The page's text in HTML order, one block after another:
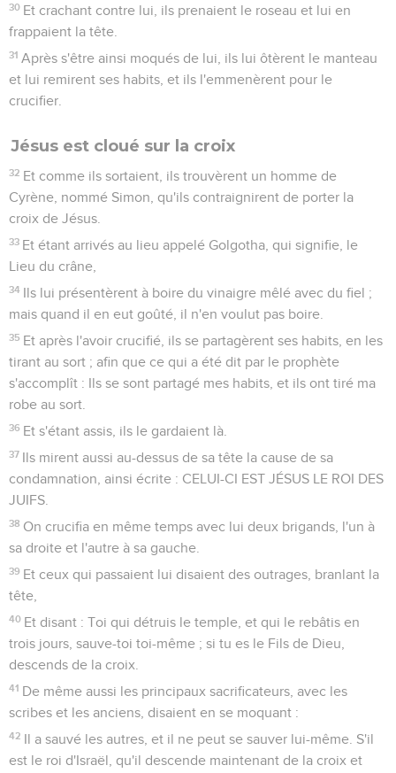
30 Et crachant contre lui, ils prenaient le roseau et lui en
frappaient la tête.
31 Après s'être ainsi moqués de lui, ils lui ôtèrent le manteau
et lui remirent ses habits, et ils l'emmenèrent pour le
crucifier.
Jésus est cloué sur la croix
32 Et comme ils sortaient, ils trouvèrent un homme de
Cyrène, nommé Simon, qu'ils contraignirent de porter la
croix de Jésus.
33 Et étant arrivés au lieu appelé Golgotha, qui signifie, le
Lieu du crâne,
34 Ils lui présentèrent à boire du vinaigre mêlé avec du fiel ;
mais quand il en eut goûté, il n'en voulut pas boire.
35 Et après l'avoir crucifié, ils se partagèrent ses habits, en les
tirant au sort ; afin que ce qui a été dit par le prophète
s'accomplît : Ils se sont partagé mes habits, et ils ont tiré ma
robe au sort.
36 Et s'étant assis, ils le gardaient là.
37 Ils mirent aussi au-dessus de sa tête la cause de sa
condamnation, ainsi écrite : CELUI-CI EST JÉSUS LE ROI DES
JUIFS.
38 On crucifia en même temps avec lui deux brigands, l'un à
sa droite et l'autre à sa gauche.
39 Et ceux qui passaient lui disaient des outrages, branlant la
tête,
40 Et disant : Toi qui détruis le temple, et qui le rebâtis en
trois jours, sauve-toi toi-même ; si tu es le Fils de Dieu,
descends de la croix.
41 De même aussi les principaux sacrificateurs, avec les
scribes et les anciens, disaient en se moquant :
42 Il a sauvé les autres, et il ne peut se sauver lui-même. S'il
est le roi d'Israël, qu'il descende maintenant de la croix et